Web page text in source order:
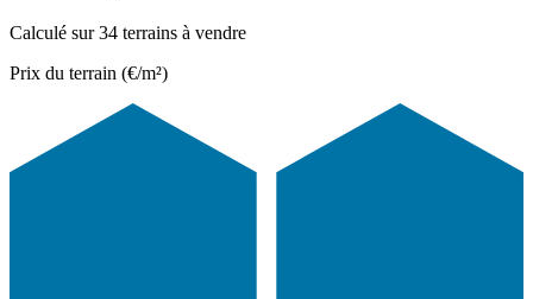
Calculé sur 34 terrains à vendre
Prix du terrain (€/m²)